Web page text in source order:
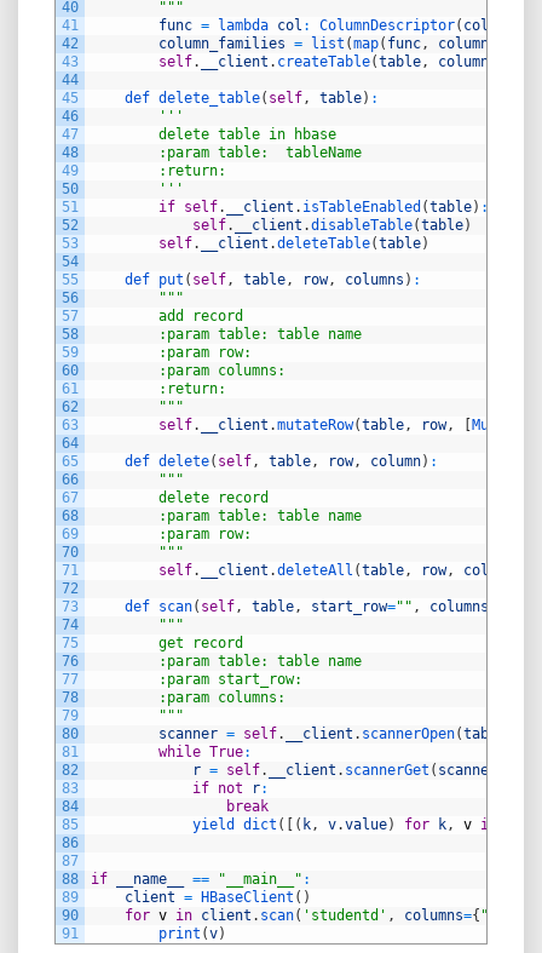
40
41
42
43
44
45
46
47
48
49
50
51
52
53
54
55
56
57
58
59
60
61
62
63
64
65
66
67
68
69
70
71
72
73
74
75
76
77
78
79
80
81
82
83
84
85
86
87
88
89
90
91
" ""
func = lambda col : ColumnDescriptor( col
column_families = list (map( func, columns
self. __client . createTable(table,
def delete_table( self, table) :
'' '
delete table in hbase
:param table:  tableName
:return:
' ''
if self. __client . isTableEnabled (table) :
self. __client .disableTable(table)
self. __client .deleteTable(table)
def put ( self, table, row, columns ) :
"" "
add record
:param table: table name
:param row:
:param columns:
:return:
" ""
self. __client .mutateRow(table, row, Mutation
def delete( self, table, row, column) :
"" "
delete record
:param table: table name
:param row:
" ""
self. __client .deleteAll (table, row, column
def scan( self, table, start_row="" , columns
"" "
get record
:param table: table name
:param start_row:
:param columns:
" ""
scanner = self. __client . scannerOpen(table
while True:
r = self. __client . scannerGet ( scanner
if not r:
break
yield dict ( ( k, v.value) for k, v in
if __name__ == "__main__" :
client = HBaseClient ( )
for v in client . scan( 'studentd' , columns={
print (v)